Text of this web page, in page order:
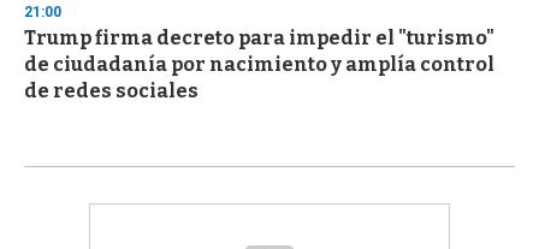
21:00
Trump firma decreto para impedir el "turismo"
de ciudadanía por nacimiento y amplía control
de redes sociales